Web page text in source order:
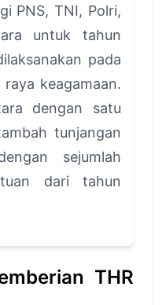
PNS, TNI, Polri,
untuk tahun
pada
keagamaan.
dengan satu
tunjangan
sejumlah
dari tahun
THR